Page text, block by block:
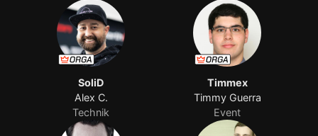
SoliD
Alex C.
Technik
Timmex
Timmy Guerra
Event